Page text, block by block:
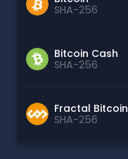
SHA-256
Bitcoin Cash
SHA-256
Fractal Bitcoin
SHA-256